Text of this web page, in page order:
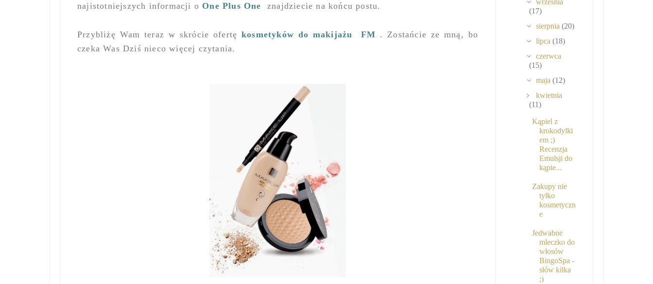
najistotniejszych informacji o One Plus One znajdziecie na końcu postu.
Przybliżę Wam teraz w skrócie ofertę kosmetyków do makijażu FM . Zostańcie ze mną, bo
czeka Was Dziś nieco więcej czytania.
września
(17)
sierpnia(20)
lipca(18)
czerwca
(15)
maja(12)
kwietnia
(11)
Kąpiel z
krokodylki
em ;)
Recenzja
Emulsji do
kąpie...
Zakupy nie
tylko
kosmetyczn
e
Jedwabne
mleczko do
włosów
BingoSpa -
słów kilka
;)